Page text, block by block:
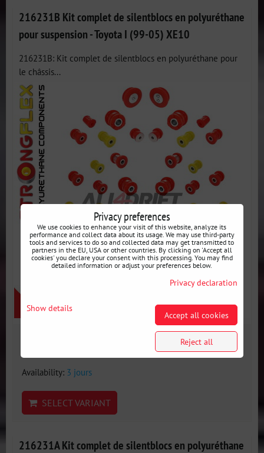
216231B Kit complet de silentblocs en polyuréthane
pour suspension - Toyota I (99-05) XE10
216231B: Kit complet de silentblocs en polyuréthane pour
le châssis...
Availability: 3 jours
SELECT VARIANT
216231A Kit complet de silentblocs en polyuréthane
Privacy preferences
We use cookies to enhance your visit of this website, analyze its
performance and collect data about its usage. We may use third-party
tools and services to do so and collected data may get transmitted to
partners in the EU, USA or other countries. By clicking on 'Accept all
cookies' you declare your consent with this processing. You may find
detailed information or adjust your preferences below.
Privacy declaration
Show details
Accept all cookies
Reject all